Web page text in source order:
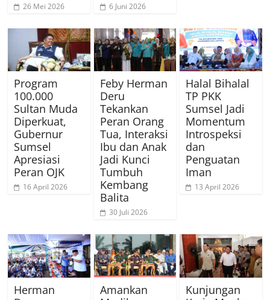
26 Mei 2026 6 Juni 2026
Program
100.000
Sultan Muda
Diperkuat,
Gubernur
Sumsel
Apresiasi
Peran OJK
16 April 2026
Feby Herman
Deru
Tekankan
Peran Orang
Tua, Interaksi
Ibu dan Anak
Jadi Kunci
Tumbuh
Kembang
Balita
30 Juli 2026
Halal Bihalal
TP PKK
Sumsel Jadi
Momentum
Introspeksi
dan
Penguatan
Iman
13 April 2026
Herman
Amankan
Kunjungan